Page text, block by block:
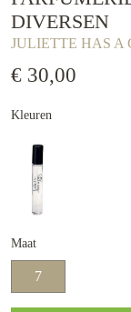
DIVERSEN
JULIETTE HAS A
€ 30,00
Kleuren
Maat
7